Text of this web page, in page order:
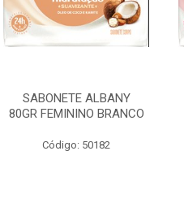
SABONETE ALBANY
80GR FEMININO BRANCO
Código: 50182